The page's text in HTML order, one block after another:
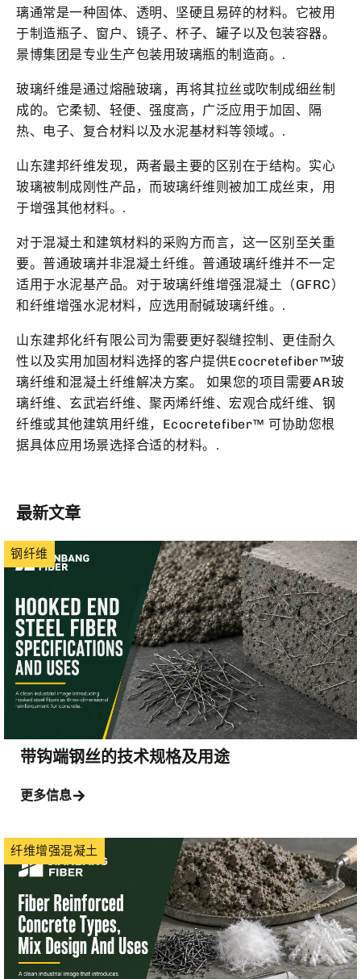
璃通常是一种固体、透明、坚硬且易碎的材料。它被用
于制造瓶子、窗户、镜子、杯子、罐子以及包装容器。
景博集团是专业生产包装用玻璃瓶的制造商。.
玻璃纤维是通过熔融玻璃，再将其拉丝或吹制成细丝制
成的。它柔韧、轻便、强度高，广泛应用于加固、隔
热、电子、复合材料以及水泥基材料等领域。.
山东建邦纤维发现，两者最主要的区别在于结构。实心
玻璃被制成刚性产品，而玻璃纤维则被加工成丝束，用
于增强其他材料。.
对于混凝土和建筑材料的采购方而言，这一区别至关重
要。普通玻璃并非混凝土纤维。普通玻璃纤维并不一定
适用于水泥基产品。对于玻璃纤维增强混凝土（GFRC）
和纤维增强水泥材料，应选用耐碱玻璃纤维。.
山东建邦化纤有限公司为需要更好裂缝控制、更佳耐久
性以及实用加固材料选择的客户提供Ecocretefiber™玻
璃纤维和混凝土纤维解决方案。 如果您的项目需要AR玻
璃纤维、玄武岩纤维、聚丙烯纤维、宏观合成纤维、钢
纤维或其他建筑用纤维，Ecocretefiber™ 可协助您根
据具体应用场景选择合适的材料。.
最新文章
钢纤维
带钩端钢丝的技术规格及用途
更多信息
纤维增强混凝土